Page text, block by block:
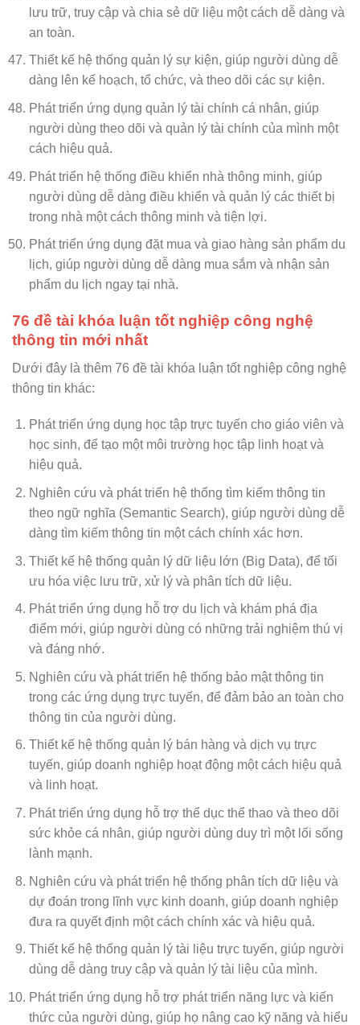
lưu trữ, truy cập và chia sẻ dữ liệu một cách dễ dàng và
an toàn.
Thiết kế hệ thống quản lý sự kiện, giúp người dùng dễ
dàng lên kế hoạch, tổ chức, và theo dõi các sự kiện.
Phát triển ứng dụng quản lý tài chính cá nhân, giúp
người dùng theo dõi và quản lý tài chính của mình một
cách hiệu quả.
Phát triển hệ thống điều khiển nhà thông minh, giúp
người dùng dễ dàng điều khiển và quản lý các thiết bị
trong nhà một cách thông minh và tiện lợi.
Phát triển ứng dụng đặt mua và giao hàng sản phẩm du
lịch, giúp người dùng dễ dàng mua sắm và nhận sản
phẩm du lịch ngay tại nhà.
76 đề tài khóa luận tốt nghiệp công nghệ
thông tin mới nhất
Dưới đây là thêm 76 đề tài khóa luận tốt nghiệp công nghệ
thông tin khác:
Phát triển ứng dụng học tập trực tuyến cho giáo viên và
học sinh, để tạo một môi trường học tập linh hoạt và
hiệu quả.
Nghiên cứu và phát triển hệ thống tìm kiếm thông tin
theo ngữ nghĩa (Semantic Search), giúp người dùng dễ
dàng tìm kiếm thông tin một cách chính xác hơn.
Thiết kế hệ thống quản lý dữ liệu lớn (Big Data), để tối
ưu hóa việc lưu trữ, xử lý và phân tích dữ liệu.
Phát triển ứng dụng hỗ trợ du lịch và khám phá địa
điểm mới, giúp người dùng có những trải nghiệm thú vị
và đáng nhớ.
Nghiên cứu và phát triển hệ thống bảo mật thông tin
trong các ứng dụng trực tuyến, để đảm bảo an toàn cho
thông tin của người dùng.
Thiết kế hệ thống quản lý bán hàng và dịch vụ trực
tuyến, giúp doanh nghiệp hoạt động một cách hiệu quả
và linh hoạt.
Phát triển ứng dụng hỗ trợ thể dục thể thao và theo dõi
sức khỏe cá nhân, giúp người dùng duy trì một lối sống
lành mạnh.
Nghiên cứu và phát triển hệ thống phân tích dữ liệu và
dự đoán trong lĩnh vực kinh doanh, giúp doanh nghiệp
đưa ra quyết định một cách chính xác và hiệu quả.
Thiết kế hệ thống quản lý tài liệu trực tuyến, giúp người
dùng dễ dàng truy cập và quản lý tài liệu của mình.
Phát triển ứng dụng hỗ trợ phát triển năng lực và kiến
thức của người dùng, giúp họ nâng cao kỹ năng và hiểu